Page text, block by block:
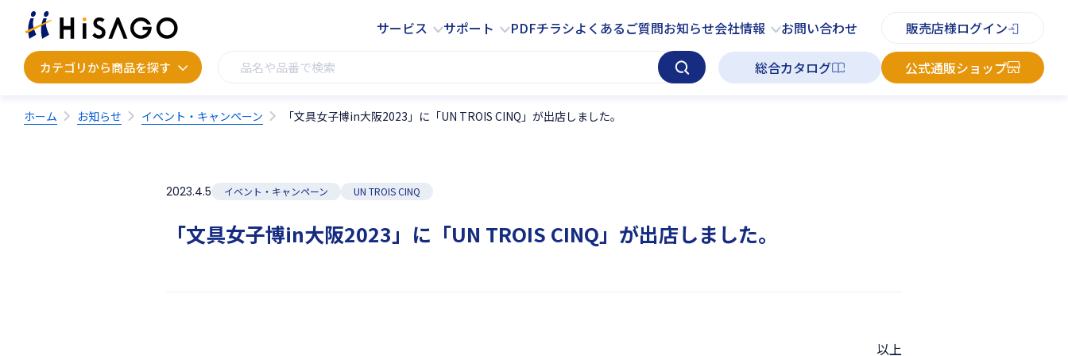
サービス サポート PDFチラシよくあるご質問お知らせ会社情報 お問い合わせ 販売店様ログイン
カテゴリから商品を探す 総合カタログ 公式通販ショップ
カテゴリから商品を探す サービス サポート PDFチラシ よくあるご質問 お知らせ お問い合わせ
ホーム お知らせ イベント・キャンペーン 「文具女子博in大阪2023」に「UN TROIS CINQ」が出店しました。
2023.4.5 イベント・キャンペーン UN TROIS CINQ
「文具女子博in大阪2023」に「UN TROIS CINQ」が出店しました。
以上